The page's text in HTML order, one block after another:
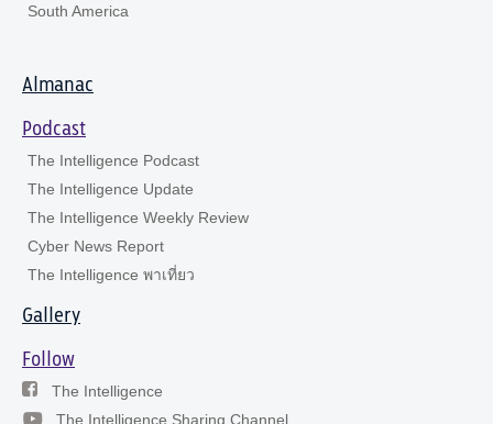
South America
Almanac
Podcast
The Intelligence Podcast
The Intelligence Update
The Intelligence Weekly Review
Cyber News Report
The Intelligence พาเที่ยว
Gallery
Follow
The Intelligence
The Intelligence Sharing Channel